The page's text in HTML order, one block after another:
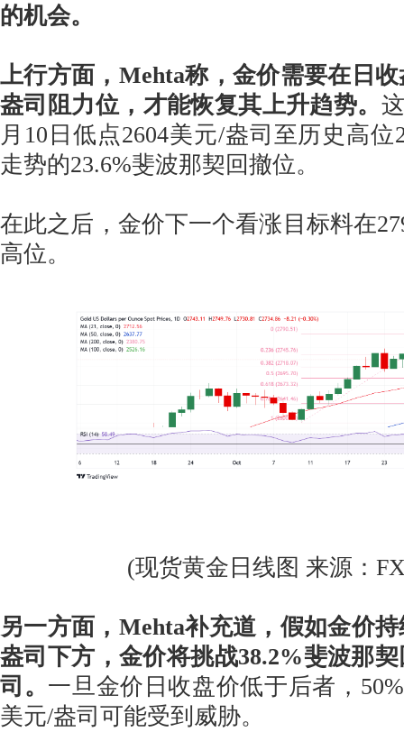
的机会。
上行方面，Mehta称，金价需要在日
盎司阻力位，才能恢复其上升趋势。
月10日低点2604美元/盎司至历史高
走势的23.6%斐波那契回撤位。
在此之后，金价下一个看涨目标料在
高位。
(现货黄金日线图 来源：
另一方面，Mehta补充道，假如金价
盎司下方，金价将挑战38.2%斐波那
司。 一旦金价日收盘价低于后者，
美元/盎司可能受到威胁。